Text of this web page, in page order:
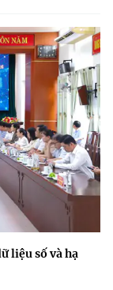
liệu số và hạ